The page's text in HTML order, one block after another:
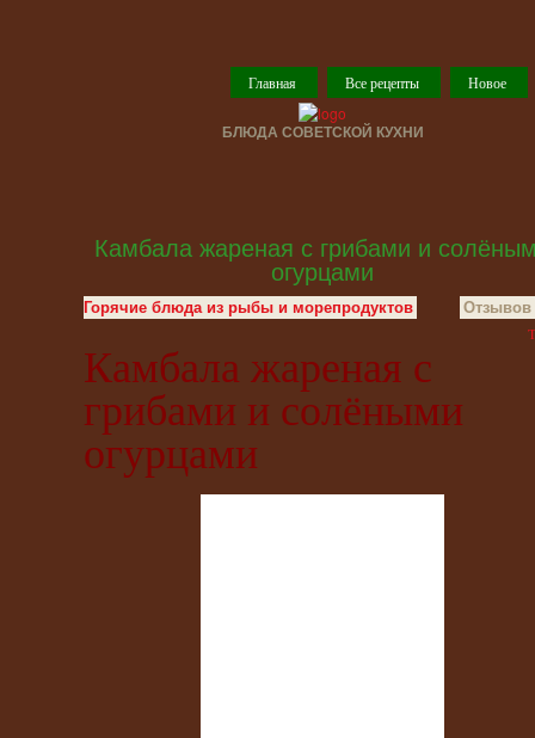
Главная Все рецепты Новое
БЛЮДА СОВЕТСКОЙ КУХНИ
Камбала жареная с грибами и
огурцами
Горячие блюда из рыбы и морепродуктов Отзывов
Камбала жареная с
грибами и солёными
огурцами